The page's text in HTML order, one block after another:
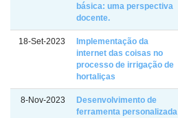
básica: uma perspectiva
docente.
18-Set-2023
Implementação da
internet das coisas no
processo de irrigação de
hortaliças
8-Nov-2023
Desenvolvimento de
ferramenta personalizada